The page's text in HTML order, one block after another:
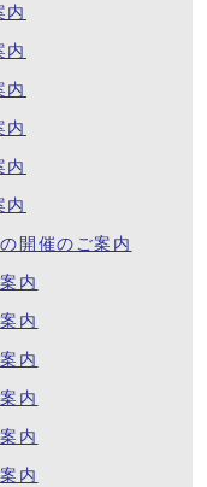
内
内
内
内
内
内
開催のご案内
内
内
内
内
内
内